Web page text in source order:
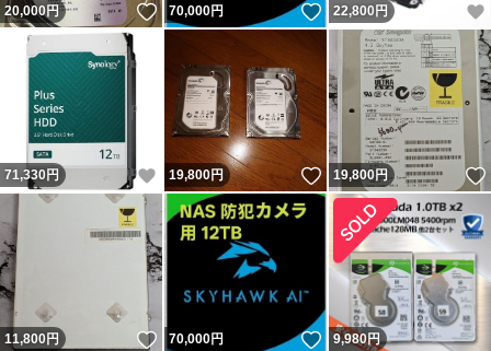
20,000円 いいね！
70,000円 いいね！
22,800 円
71,330円 いいね！
19,800円 いいね！
19,800円
11,800円 いいね！
70,000円 いいね！
9,980円